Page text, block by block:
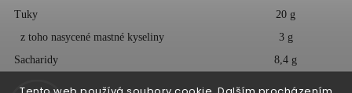
Tuky
20 g
z toho nasycené mastné kyseliny
3 g
Sacharidy
8,4 g